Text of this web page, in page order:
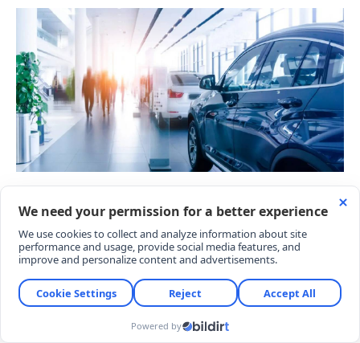
daha düşük olan A, B ve C segmenti araçlar
oluşturdu. C segmenti 276.976 adetle %55,1 pazar
payı alırken, B segmenti 145.788 satışla %29’luk
modeller 329.443 adetlik satış ve %65,5 pay ile